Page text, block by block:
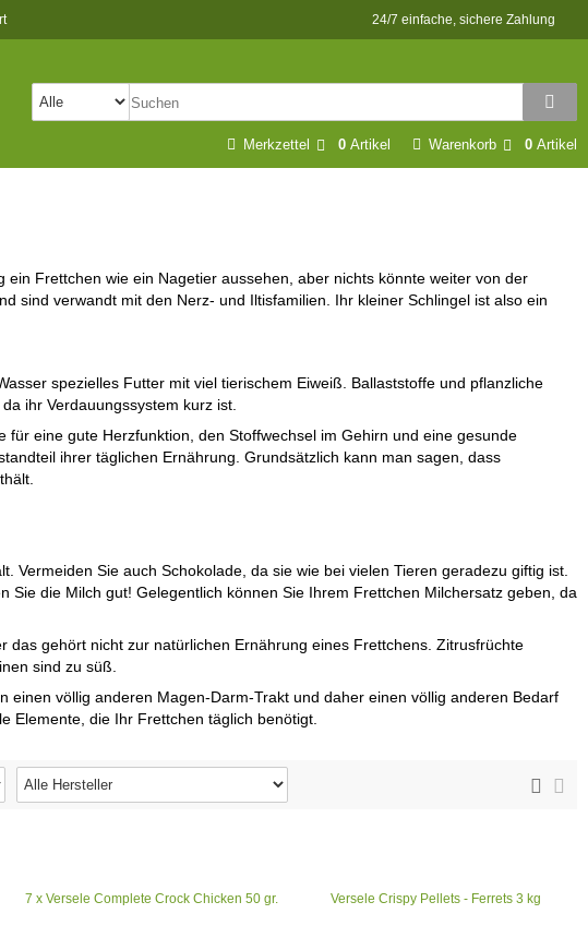
24/7 einfache, sichere Zahlung
Warenkorb 0 Artikel
Merkzettel 0 Artikel
Frettchen wie ein Nagetier aussehen, aber nichts könnte weiter von der
sind verwandt mit den Nerz- und Iltisfamilien. Ihr kleiner Schlingel ist also ein
spezielles Futter mit viel tierischem Eiweiß. Ballaststoffe und pflanzliche
ihr Verdauungssystem kurz ist.
eine gute Herzfunktion, den Stoffwechsel im Gehirn und eine gesunde
ihrer täglichen Ernährung. Grundsätzlich kann man sagen, dass
Vermeiden Sie auch Schokolade, da sie wie bei vielen Tieren geradezu giftig ist.
Sie die Milch gut! Gelegentlich können Sie Ihrem Frettchen Milchersatz geben, da
das gehört nicht zur natürlichen Ernährung eines Frettchens. Zitrusfrüchte
sind zu süß.
einen völlig anderen Magen-Darm-Trakt und daher einen völlig anderen Bedarf
Elemente, die Ihr Frettchen täglich benötigt.
7 x Versele Complete Crock Chicken 50 gr. Versele Crispy Pellets - Ferrets 3 kg